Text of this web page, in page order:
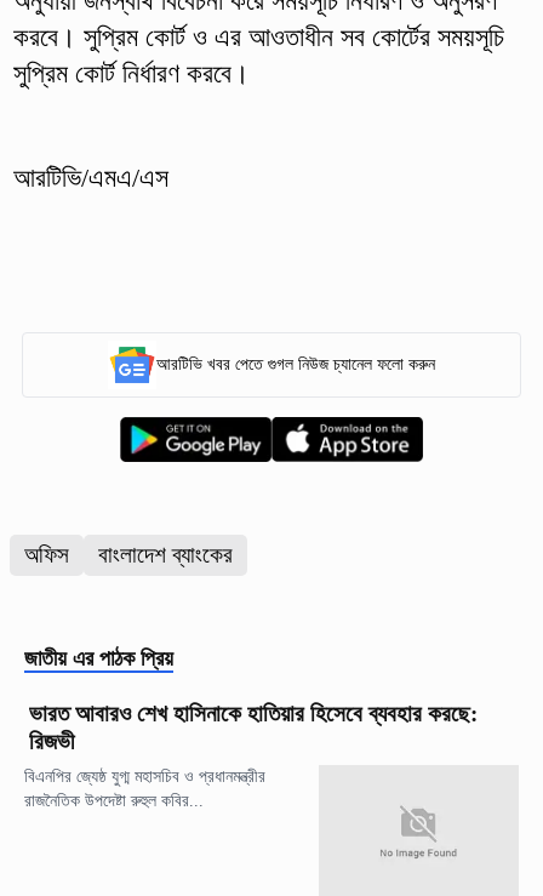
করবে। সুপ্রিম কোর্ট ও এর আওতাধীন সব কোর্টের সময়সূচি
সুপ্রিম কোর্ট নির্ধারণ করবে।
আরটিভি/এমএ/এস
আরটিভি খবর পেতে গুগল নিউজ চ্যানেল ফলো করুন
অফিস বাংলাদেশ ব্যাংকের
জাতীয় এর পাঠক প্রিয়
ভারত আবারও শেখ হাসিনাকে হাতিয়ার হিসেবে ব্যবহার করছে:
রিজভী
বিএনপির জ্যেষ্ঠ যুগ্ম মহাসচিব ও প্রধানমন্ত্রীর
রাজনৈতিক উপদেষ্টা রুহুল কবির...